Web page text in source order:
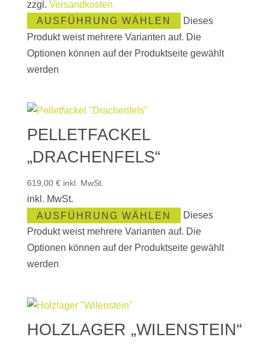
zzgl. Versandkosten
AUSFÜHRUNG WÄHLEN
Dieses
Produkt weist mehrere Varianten auf. Die
Optionen können auf der Produktseite gewählt
werden
PELLETFACKEL
„DRACHENFELS“
619,00 € inkl. MwSt.
inkl. MwSt.
AUSFÜHRUNG WÄHLEN
Dieses
Produkt weist mehrere Varianten auf. Die
Optionen können auf der Produktseite gewählt
werden
HOLZLAGER „WILENSTEIN“